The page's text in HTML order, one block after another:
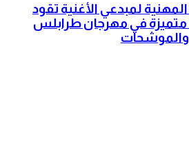
المهنية لمبدعي الأغنية تقود
متميزة في مهرجان طرابلس
والموشحات